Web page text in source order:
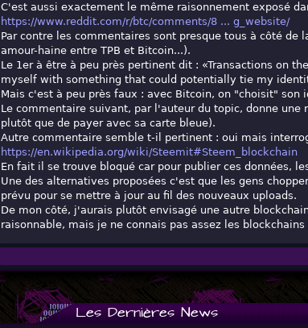
C'est aussi exactement le même raisonnement exposé
https://www.reddit.com/r/btc/comments/8 ... g_website/
Par contre les commentaires sont presque tous à côté
amour-haine entre TPB et Bitcoin...).
Le 1er à être à peu près pertinent dit : «Transactions on
myself with something that could potentially tie my
Mais c'est à peu près faux : avec Bitcoin, on "choisit" son
Le commentaire suivant, par l'auteur du topic, donne
plutôt que de payer avec sa carte bleue).
Autre commentaire semble t-il pertinent : oui mais
https://en.wikipedia.org/wiki/Steemit#Steem_blockchain
En fait il se trouve bloqué car pour publier ces données,
Une des alternatives proposées c'est que les gens
prévu pour se mettre à jour au fil des nouveaux uploads.
De mon côté, j'aurais plutôt envisagé une autre
raisonnable, mais je ne connais pas assez les
Les Dernières News